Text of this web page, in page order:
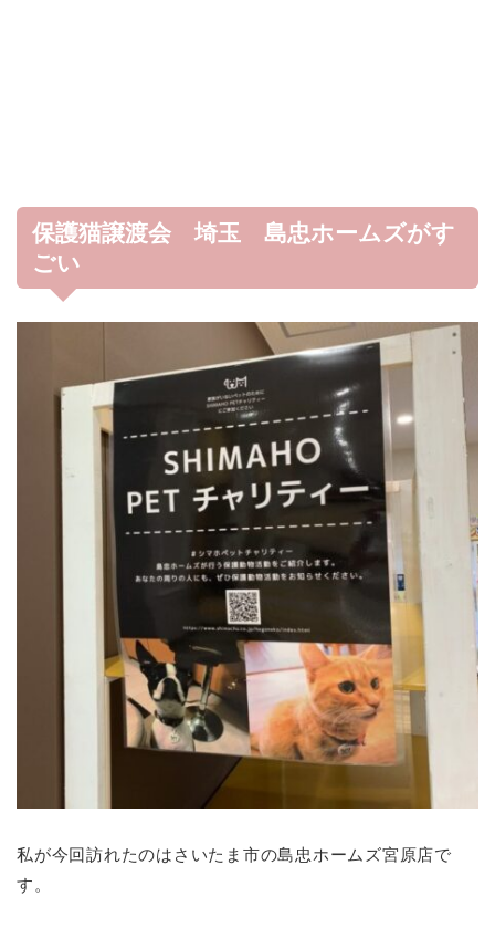
保護猫譲渡会 埼玉 島忠ホームズがす
ごい
私が今回訪れたのはさいたま市の島忠ホームズ宮原店で
す。